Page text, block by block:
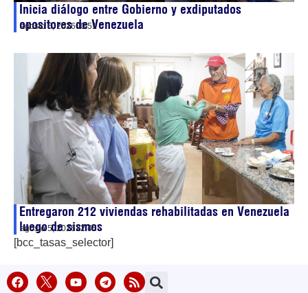
Inicia diálogo entre Gobierno y exdiputados
opositores de Venezuela
agosto 6, 202600:51
Entregaron 212 viviendas rehabilitadas en Venezuela
luego de sismos
agosto 5, 202622:45
[bcc_tasas_selector]